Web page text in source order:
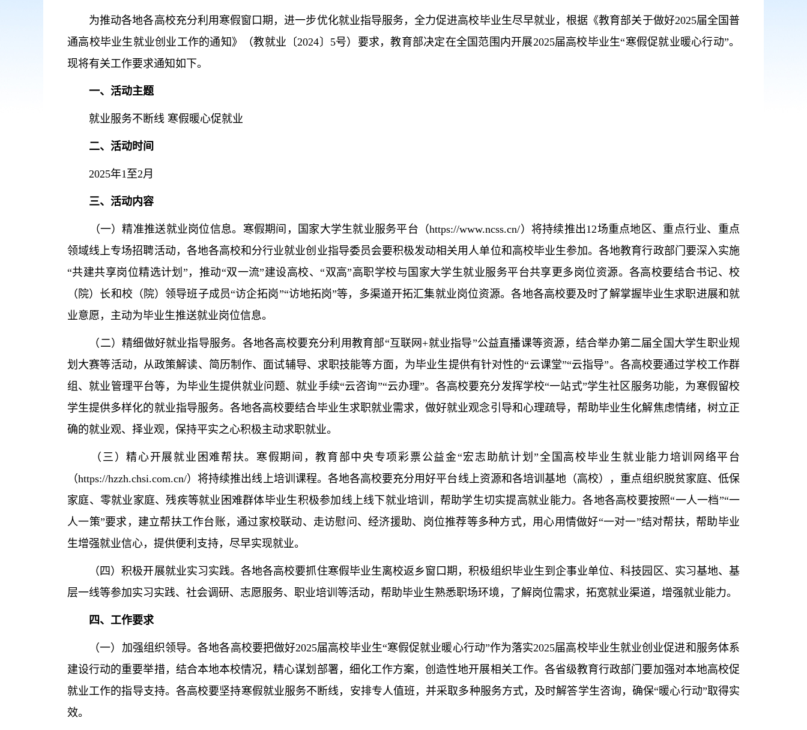
为推动各地各高校充分利用寒假窗口期，进一步优化就业指导服务，全力促进高校毕业生尽早就业，根据《教育部关于做好2025届全国普
通高校毕业生就业创业工作的通知》（教就业〔2024〕5号）要求，教育部决定在全国范围内开展2025届高校毕业生“寒假促就业暖心行动”。
现将有关工作要求通知如下。
一、活动主题
就业服务不断线 寒假暖心促就业
二、活动时间
2025年1至2月
三、活动内容
（一）精准推送就业岗位信息。寒假期间，国家大学生就业服务平台（https://www.ncss.cn/）将持续推出12场重点地区、重点行业、重点
领域线上专场招聘活动，各地各高校和分行业就业创业指导委员会要积极发动相关用人单位和高校毕业生参加。各地教育行政部门要深入实施
“共建共享岗位精选计划”，推动“双一流”建设高校、“双高”高职学校与国家大学生就业服务平台共享更多岗位资源。各高校要结合书记、校
（院）长和校（院）领导班子成员“访企拓岗”“访地拓岗”等，多渠道开拓汇集就业岗位资源。各地各高校要及时了解掌握毕业生求职进展和就
业意愿，主动为毕业生推送就业岗位信息。
（二）精细做好就业指导服务。各地各高校要充分利用教育部“互联网+就业指导”公益直播课等资源，结合举办第二届全国大学生职业规
划大赛等活动，从政策解读、简历制作、面试辅导、求职技能等方面，为毕业生提供有针对性的“云课堂”“云指导”。各高校要通过学校工作群
组、就业管理平台等，为毕业生提供就业问题、就业手续“云咨询”“云办理”。各高校要充分发挥学校“一站式”学生社区服务功能，为寒假留校
学生提供多样化的就业指导服务。各地各高校要结合毕业生求职就业需求，做好就业观念引导和心理疏导，帮助毕业生化解焦虑情绪，树立正
确的就业观、择业观，保持平实之心积极主动求职就业。
（三）精心开展就业困难帮扶。寒假期间，教育部中央专项彩票公益金“宏志助航计划”全国高校毕业生就业能力培训网络平台
（https://hzzh.chsi.com.cn/）将持续推出线上培训课程。各地各高校要充分用好平台线上资源和各培训基地（高校），重点组织脱贫家庭、低保
家庭、零就业家庭、残疾等就业困难群体毕业生积极参加线上线下就业培训，帮助学生切实提高就业能力。各地各高校要按照“一人一档”“一
人一策”要求，建立帮扶工作台账，通过家校联动、走访慰问、经济援助、岗位推荐等多种方式，用心用情做好“一对一”结对帮扶，帮助毕业
生增强就业信心，提供便利支持，尽早实现就业。
（四）积极开展就业实习实践。各地各高校要抓住寒假毕业生离校返乡窗口期，积极组织毕业生到企事业单位、科技园区、实习基地、基
层一线等参加实习实践、社会调研、志愿服务、职业培训等活动，帮助毕业生熟悉职场环境，了解岗位需求，拓宽就业渠道，增强就业能力。
四、工作要求
（一）加强组织领导。各地各高校要把做好2025届高校毕业生“寒假促就业暖心行动”作为落实2025届高校毕业生就业创业促进和服务体系
建设行动的重要举措，结合本地本校情况，精心谋划部署，细化工作方案，创造性地开展相关工作。各省级教育行政部门要加强对本地高校促
就业工作的指导支持。各高校要坚持寒假就业服务不断线，安排专人值班，并采取多种服务方式，及时解答学生咨询，确保“暖心行动”取得实
效。